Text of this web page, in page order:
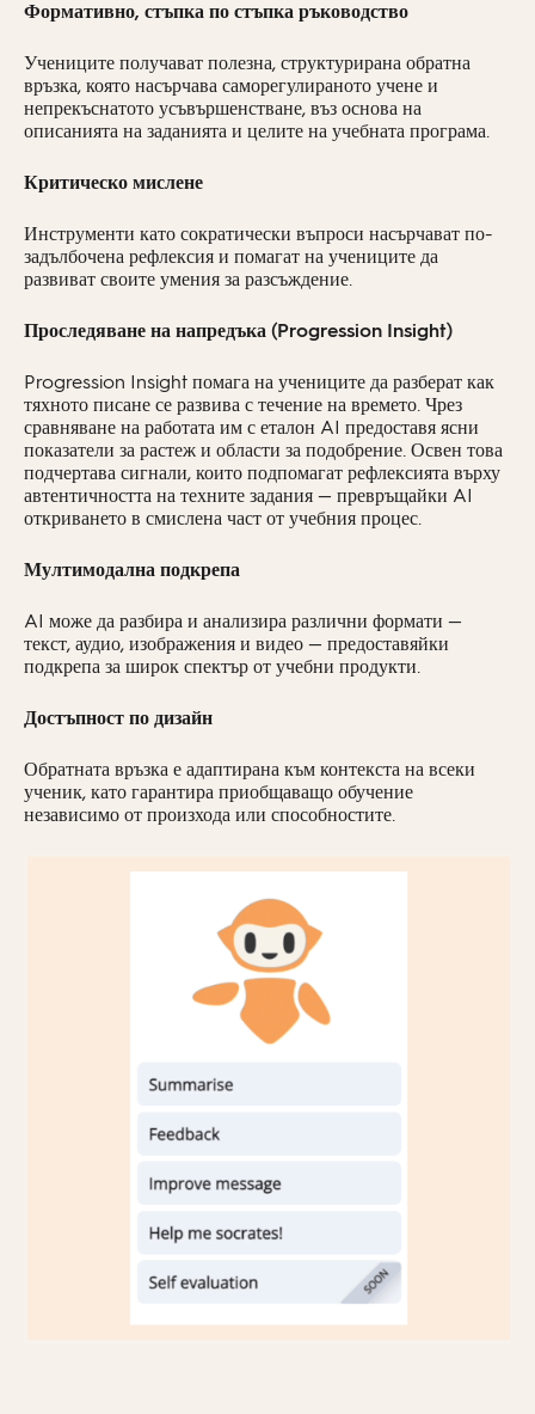
Формативно, стъпка по стъпка ръководство
Учениците получават полезна, структурирана обратна
връзка, която насърчава саморегулираното учене и
непрекъснатото усъвършенстване, въз основа на
описанията на заданията и целите на учебната програма.
Критическо мислене
Инструменти като сократически въпроси насърчават по-
задълбочена рефлексия и помагат на учениците да
развиват своите умения за разсъждение.
Проследяване на напредъка (Progression Insight)
Progression Insight помага на учениците да разберат как
тяхното писане се развива с течение на времето. Чрез
сравняване на работата им с еталон AI предоставя ясни
показатели за растеж и области за подобрение. Освен това
подчертава сигнали, които подпомагат рефлексията върху
автентичността на техните задания — превръщайки AI
откриването в смислена част от учебния процес.
Мултимодална подкрепа
AI може да разбира и анализира различни формати —
текст, аудио, изображения и видео — предоставяйки
подкрепа за широк спектър от учебни продукти.
Достъпност по дизайн
Обратната връзка е адаптирана към контекста на всеки
ученик, като гарантира приобщаващо обучение
независимо от произхода или способностите.